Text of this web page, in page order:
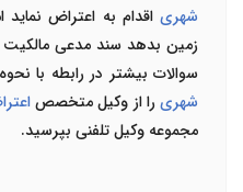
شهریاقدام به اعتراض نماید
زمین بدهد سند مدعی مالکیت
سوالات بیشتر در رابطه با
شهریرا از وکیل متخصص
مجموعه وکیل تلفنی بپرسید.